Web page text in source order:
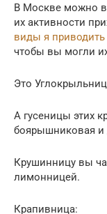
В Москве можно
их активности
виды я приводить
чтобы вы могли
Это
А гусеницы этих
боярышниковая и
Крушинницу вы
лимонницей.
Крапивница: